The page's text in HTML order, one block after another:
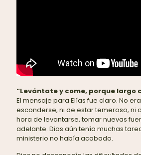
“Levántate y come, porque largo
El mensaje para Elías fue claro. No
esconderse, ni de estar temeroso, ni
hora de levantarse, tomar nuevas
adelante. Dios aún tenía muchas
ministerio no había acabado.